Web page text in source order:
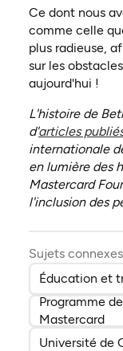
Ce dont nous
comme celle
plus radieuse,
sur les
aujourd'hui !
L'histoire de
d'articles
internationale
en lumière des
Mastercard
l'inclusion des
Sujets connexes
Éducation et
Programme
Mastercard
Université de